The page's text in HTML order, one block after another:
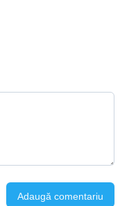
Adaugă comentariu